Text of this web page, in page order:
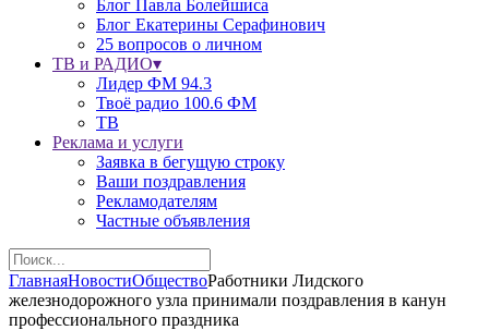
Блог Павла Болейшиса
Блог Екатерины Серафинович
25 вопросов о личном
ТВ и РАДИО▾
Лидер ФМ 94.3
Твоё радио 100.6 ФМ
ТВ
Реклама и услуги
Заявка в бегущую строку
Ваши поздравления
Рекламодателям
Частные объявления
ГлавнаяНовостиОбществоРаботники Лидского
железнодорожного узла принимали поздравления в канун
профессионального праздника